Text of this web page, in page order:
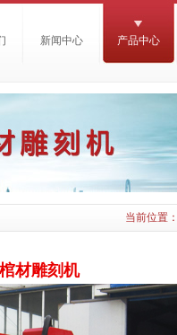
新闻中心 产品中心
当前位置：
材雕刻机